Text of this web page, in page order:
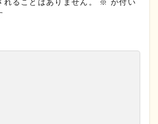
ることはありません。 ※ が付い